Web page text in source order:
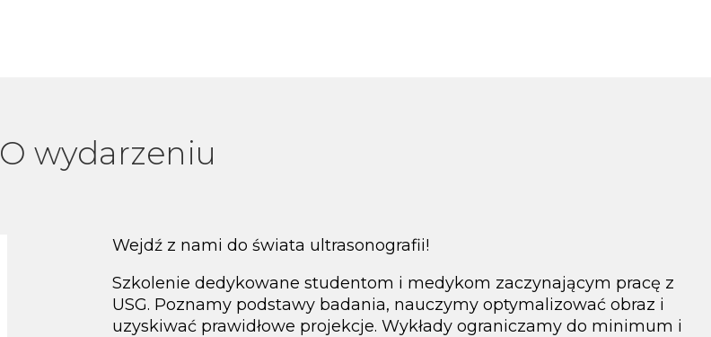
O wydarzeniu
Wejdź z nami do świata ultrasonografii!
Szkolenie dedykowane studentom i medykom zaczynającym pracę z
USG. Poznamy podstawy badania, nauczymy optymalizować obraz i
uzyskiwać prawidłowe projekcje. Wykłady ograniczamy do minimum i